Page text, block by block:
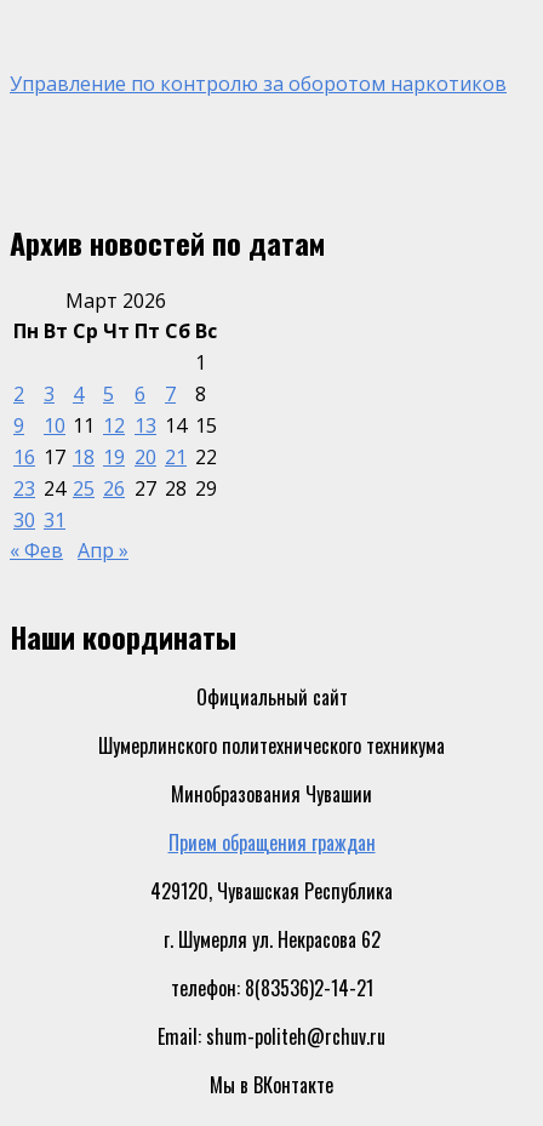
Управление по контролю за оборотом наркотиков
Архив новостей по датам
Март 2026
Пн Вт Ср Чт Пт Сб Вс
1
2
3 4 5 6 7
8
9
10 11 12 13 14 15
16 17 18 19 20 21 22
23 24 25 26 27 28 29
30 31
« Фев Апр »
Наши координаты
Официальный сайт
Шумерлинского политехнического техникума
Минобразования Чувашии
Прием обращения граждан
429120, Чувашская Республика
г. Шумерля ул. Некрасова 62
телефон: 8(83536)2-14-21
Email: shum-politeh@rchuv.ru
Мы в ВКонтакте